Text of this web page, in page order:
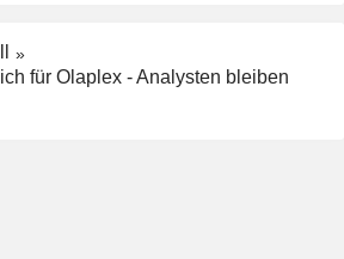
für Olaplex - Analysten bleiben